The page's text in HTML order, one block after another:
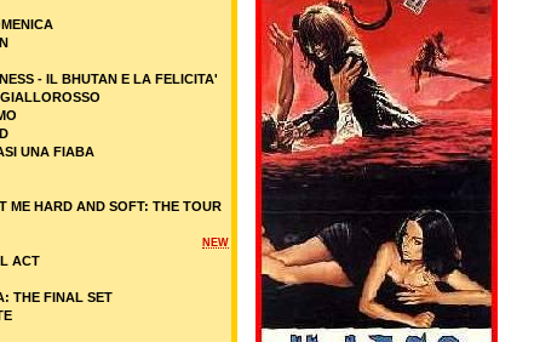
- IL BHUTAN E LA FELICITA'
UNA FIABA
ME HARD AND SOFT: THE TOUR
NEW
ACT
THE FINAL SET